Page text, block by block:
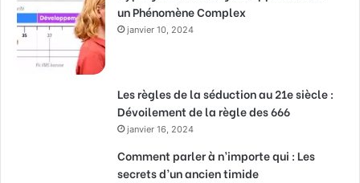
un Phénomène Complex
janvier 10, 2024
Les règles de la séduction au 21e siècle :
Dévoilement de la règle des 666
janvier 16, 2024
Comment parler à n’importe qui : Les
secrets d’un ancien timide